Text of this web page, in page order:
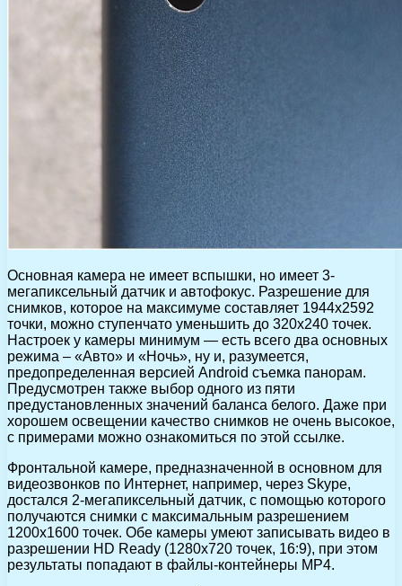
Основная камера не имеет вспышки, но имеет 3-
мегапиксельный датчик и автофокус. Разрешение для
снимков, которое на максимуме составляет 1944х2592
точки, можно ступенчато уменьшить до 320х240 точек.
Настроек у камеры минимум — есть всего два основных
режима – «Авто» и «Ночь», ну и, разумеется,
предопределенная версией Android съемка панорам.
Предусмотрен также выбор одного из пяти
предустановленных значений баланса белого. Даже при
хорошем освещении качество снимков не очень высокое,
с примерами можно ознакомиться по этой ссылке.
Фронтальной камере, предназначенной в основном для
видеозвонков по Интернет, например, через Skype,
достался 2-мегапиксельный датчик, с помощью которого
получаются снимки с максимальным разрешением
1200х1600 точек. Обе камеры умеют записывать видео в
разрешении HD Ready (1280х720 точек, 16:9), при этом
результаты попадают в файлы-контейнеры MP4.